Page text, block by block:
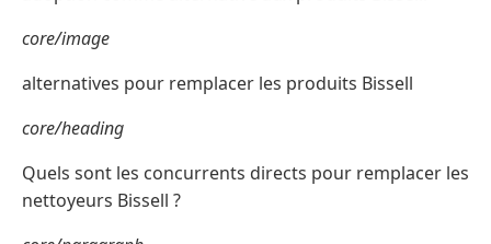
core/image
alternatives pour remplacer les produits Bissell
core/heading
Quels sont les concurrents directs pour remplacer les
nettoyeurs Bissell ?